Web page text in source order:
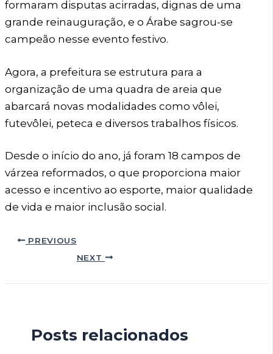
formaram disputas acirradas, dignas de uma
grande reinauguração, e o Árabe sagrou-se
campeão nesse evento festivo.
Agora, a prefeitura se estrutura para a
organização de uma quadra de areia que
abarcará novas modalidades como vôlei,
futevôlei, peteca e diversos trabalhos físicos.
Desde o início do ano, já foram 18 campos de
várzea reformados, o que proporciona maior
acesso e incentivo ao esporte, maior qualidade
de vida e maior inclusão social.
PREVIOUS
NEXT
Posts relacionados